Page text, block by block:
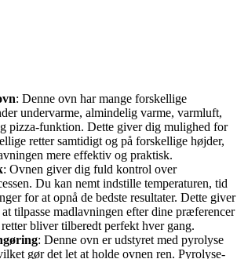
: Denne ovn har mange forskellige
undervarme, almindelig varme, varmluft,
pizza-funktion. Dette giver dig mulighed for
retter samtidigt og på forskellige højder,
mere effektiv og praktisk.
: Ovnen giver dig fuld kontrol over
Du kan nemt indstille temperaturen, tid
for at opnå de bedste resultater. Dette giver
tilpasse madlavningen efter dine præferencer
bliver tilberedt perfekt hver gang.
: Denne ovn er udstyret med pyrolyse
gør det let at holde ovnen ren. Pyrolyse-